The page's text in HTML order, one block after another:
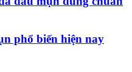
phổ biến hiện nay